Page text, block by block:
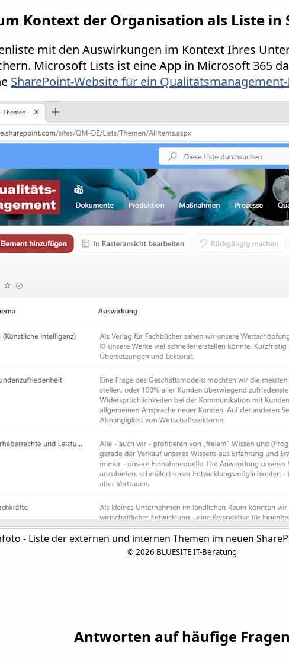
Kontext der Organisation als Liste in
mit den Auswirkungen im Kontext Ihres
Microsoft Lists ist eine App in Microsoft 365
SharePoint-Website für ein
- Liste der externen und internen Themen im neuen
©2026 BLUESITE IT-Beratung
Antworten auf häufige Fragen